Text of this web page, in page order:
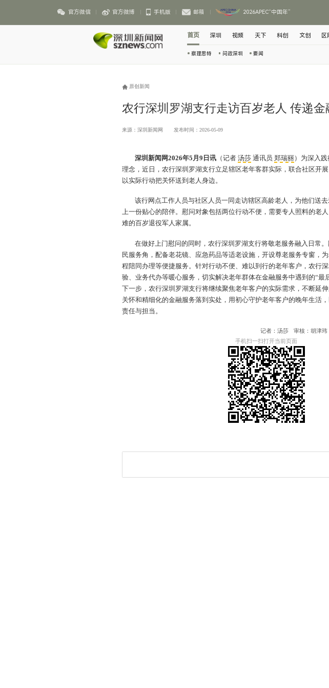
官方微信 官方微博 手机版 邮箱 2026APEC“中国年”
首页
察理思特 问政深圳 要闻
深圳 视频 天下 科创 文创 区
原创新闻
农行深圳罗湖支行走访百岁老人 传递金
来源：深圳新闻网 发布时间：2026-05-09
深圳新闻网2026年5月9日讯 （记者汤莎 通讯员郑瑞丽）为深入
理念，近日，农行深圳罗湖支行立足辖区老年客群实际，联合社区开
以实际行动把关怀送到老人身边。
该行网点工作人员与社区人员一同走访辖区高龄老人，为他们送
上一份贴心的陪伴。慰问对象包括两位行动不便，需要专人照料的老
难的百岁退役军人家属。
在做好上门慰问的同时，农行深圳罗湖支行将敬老服务融入日常
民服务角，配备老花镜、应急药品等适老设施，开设尊老服务专窗，
程陪同办理等便捷服务。针对行动不便、难以到行的老年客户，农行
验、业务代办等暖心服务，切实解决老年群体在金融服务中遇到的“最
下一步，农行深圳罗湖支行将继续聚焦老年客户的实际需求，不断延
关怀和精细化的金融服务落到实处，用初心守护老年客户的晚年生活
责任与担当。
记者：汤莎 审核：胡津玮
手机扫一扫打开当前页面